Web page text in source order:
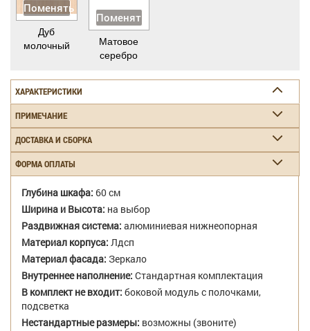
Поменять
Дуб
молочный
Поменять
Матовое
серебро
ХАРАКТЕРИСТИКИ
ПРИМЕЧАНИЕ
ДОСТАВКА И СБОРКА
ФОРМА ОПЛАТЫ
Глубина шкафа: 60 см
Ширина и Высота: на выбор
Раздвижная система: алюминиевая нижнеопорная
Материал корпуса: Лдсп
Материал фасада: Зеркало
Внутреннее наполнение: Стандартная комплектация
В комплект не входит: боковой модуль с полочками,
подсветка
Нестандартные размеры: возможны (звоните)